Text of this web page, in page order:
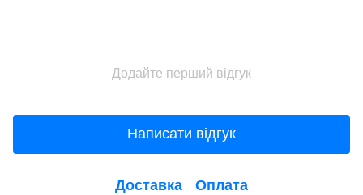
Додайте перший відгук
Написати відгук
Доставка Оплата